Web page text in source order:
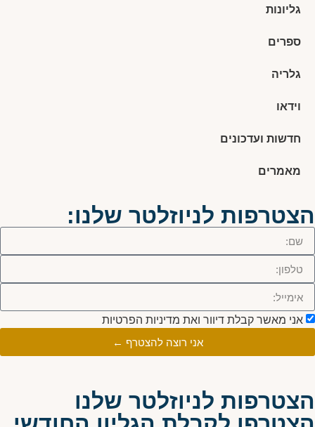
גליונות
ספרים
גלריה
וידאו
חדשות ועדכונים
מאמרים
הצטרפות לניוזלטר שלנו:
אני מאשר קבלת דיוור ואת מדיניות הפרטיות
אני רוצה להצטרף ←
הצטרפות לניוזלטר שלנו